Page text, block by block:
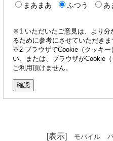
まあまあ
ふつう あ
※1 いただいたご意見は、より分
るために参考にさせていただき
※2 ブラウザでCookie（クッキ
い、または、ブラウザがCookie
ご利用頂けません。
[表示] モバイル